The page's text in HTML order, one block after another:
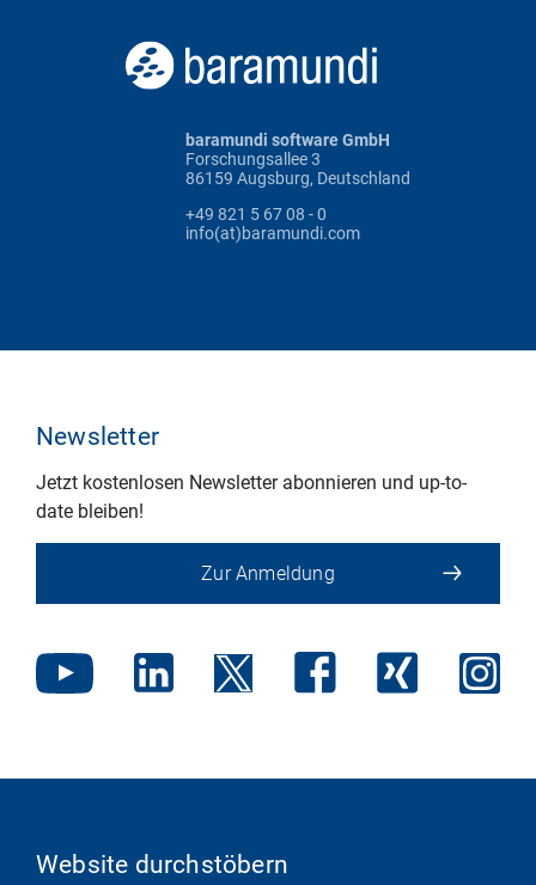
baramundi software GmbH
Forschungsallee 3
86159 Augsburg, Deutschland
+49 821 5 67 08 - 0
info(at)baramundi.com
Newsletter
Jetzt kostenlosen Newsletter abonnieren und up-to-
date bleiben!
Zur Anmeldung
Website durchstöbern